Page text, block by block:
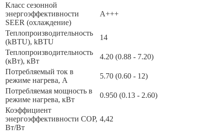
Класс сезонной
энергоэффективности
SEER (охлаждение)
A+++
Теплопроизводительность
(kBTU), kBTU
14
Теплопроизводительность
(кВт), кВт
4.20 (0.88 - 7.20)
Потребляемый ток в
режиме нагрева, А
5.70 (0.60 - 12)
Потребляемая мощность в
режиме нагрева, кВт
0.950 (0.13 - 2.60)
Коэффициент
энергоэффективности COP,
Вт/Вт
4,42